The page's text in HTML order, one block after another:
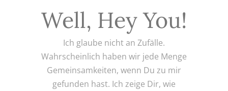
Well, Hey You!
Ich glaube nicht an Zufälle.
Wahrscheinlich haben wir jede Menge
Gemeinsamkeiten, wenn Du zu mir
gefunden hast. Ich zeige Dir, wie